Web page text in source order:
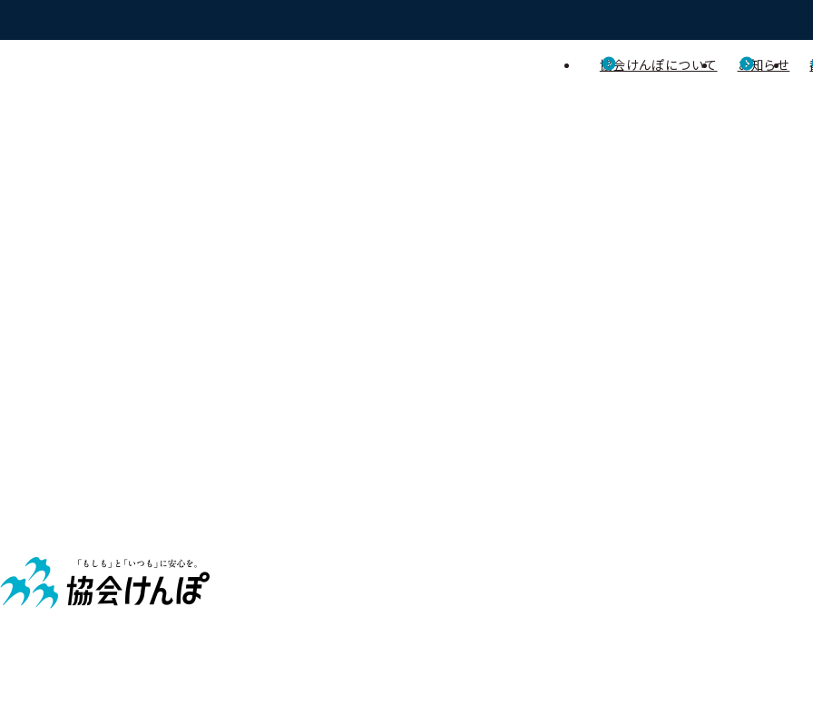
協会けんぽについて お知らせ